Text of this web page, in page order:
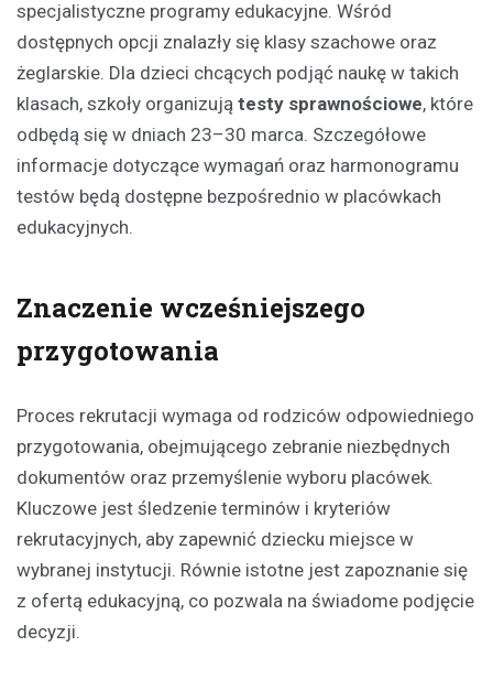
specjalistyczne programy edukacyjne. Wśród
dostępnych opcji znalazły się klasy szachowe oraz
żeglarskie. Dla dzieci chcących podjąć naukę w takich
klasach, szkoły organizują testy sprawnościowe, które
odbędą się w dniach 23–30 marca. Szczegółowe
informacje dotyczące wymagań oraz harmonogramu
testów będą dostępne bezpośrednio w placówkach
edukacyjnych.
Znaczenie wcześniejszego
przygotowania
Proces rekrutacji wymaga od rodziców odpowiedniego
przygotowania, obejmującego zebranie niezbędnych
dokumentów oraz przemyślenie wyboru placówek.
Kluczowe jest śledzenie terminów i kryteriów
rekrutacyjnych, aby zapewnić dziecku miejsce w
wybranej instytucji. Równie istotne jest zapoznanie się
z ofertą edukacyjną, co pozwala na świadome podjęcie
decyzji.